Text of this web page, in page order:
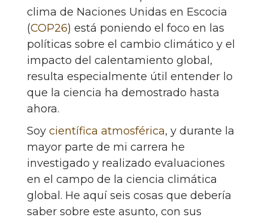
clima de Naciones Unidas en Escocia
(COP26) está poniendo el foco en las
políticas sobre el cambio climático y el
impacto del calentamiento global,
resulta especialmente útil entender lo
que la ciencia ha demostrado hasta
ahora.
Soy científica atmosférica, y durante la
mayor parte de mi carrera he
investigado y realizado evaluaciones
en el campo de la ciencia climática
global. He aquí seis cosas que debería
saber sobre este asunto, con sus